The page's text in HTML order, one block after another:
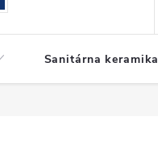
Sanitárna keramika